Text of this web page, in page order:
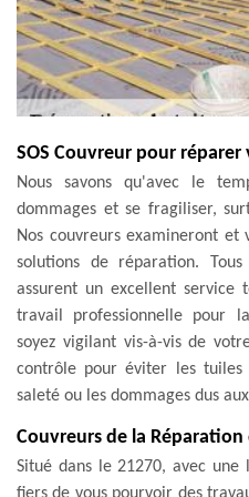
SOS Couvreur pour
Nous savons qu'avec le
dommages et se fragiliser,
Nos couvreurs examineront et
solutions de réparation.
assurent un excellent service
travail professionnelle pour
soyez vigilant vis-à-vis de
contrôle pour éviter les
saleté ou les dommages dus
Couvreurs de la Réparation
Situé dans le 21270, avec une
fiers de vous pourvoir des